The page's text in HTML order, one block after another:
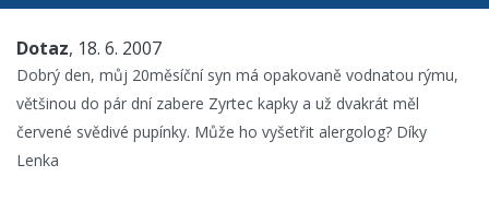
Dotaz, 18. 6. 2007
Dobrý den, můj 20měsíční syn má opakovaně vodnatou rýmu,
většinou do pár dní zabere Zyrtec kapky a už dvakrát měl
červené svědivé pupínky. Může ho vyšetřit alergolog? Díky
Lenka